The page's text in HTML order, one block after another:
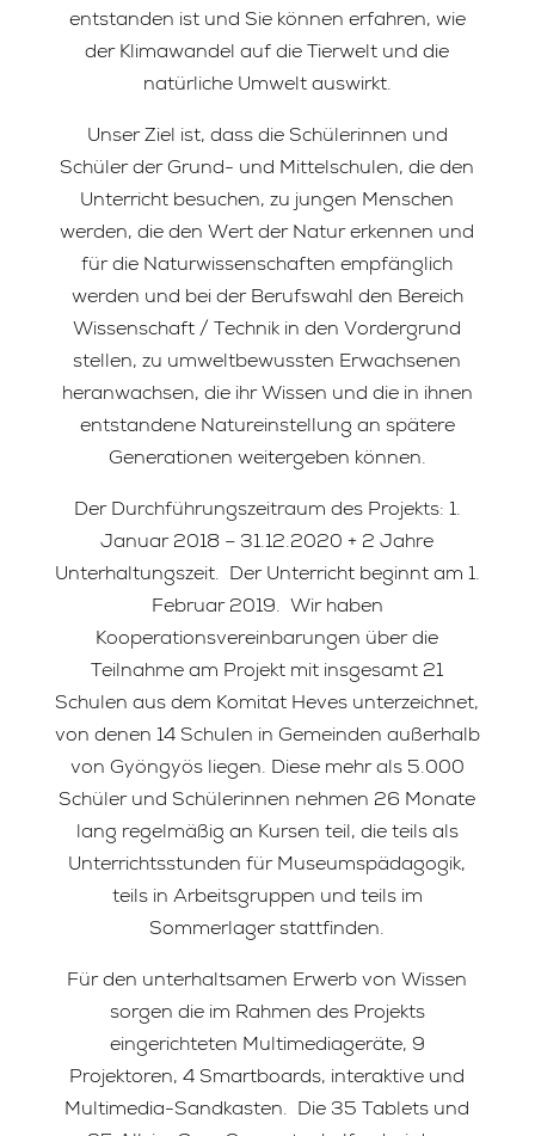
entstanden ist und Sie können erfahren, wie
der Klimawandel auf die Tierwelt und die
natürliche Umwelt auswirkt.
Unser Ziel ist, dass die Schülerinnen und
Schüler der Grund- und Mittelschulen, die den
Unterricht besuchen, zu jungen Menschen
werden, die den Wert der Natur erkennen und
für die Naturwissenschaften empfänglich
werden und bei der Berufswahl den Bereich
Wissenschaft / Technik in den Vordergrund
stellen, zu umweltbewussten Erwachsenen
heranwachsen, die ihr Wissen und die in ihnen
entstandene Natureinstellung an spätere
Generationen weitergeben können.
Der Durchführungszeitraum des Projekts: 1.
Januar 2018 – 31.12.2020 + 2 Jahre
Unterhaltungszeit. Der Unterricht beginnt am 1.
Februar 2019. Wir haben
Kooperationsvereinbarungen über die
Teilnahme am Projekt mit insgesamt 21
Schulen aus dem Komitat Heves unterzeichnet,
von denen 14 Schulen in Gemeinden außerhalb
von Gyöngyös liegen. Diese mehr als 5.000
Schüler und Schülerinnen nehmen 26 Monate
lang regelmäßig an Kursen teil, die teils als
Unterrichtsstunden für Museumspädagogik,
teils in Arbeitsgruppen und teils im
Sommerlager stattfinden.
Für den unterhaltsamen Erwerb von Wissen
sorgen die im Rahmen des Projekts
eingerichteten Multimediageräte, 9
Projektoren, 4 Smartboards, interaktive und
Multimedia-Sandkasten. Die 35 Tablets und